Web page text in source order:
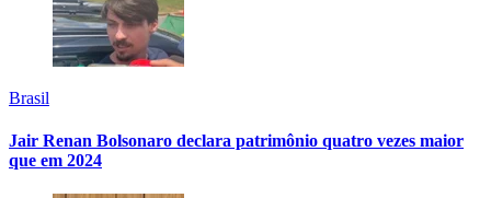
Brasil
Jair Renan Bolsonaro declara patrimônio quatro vezes maior
que em 2024